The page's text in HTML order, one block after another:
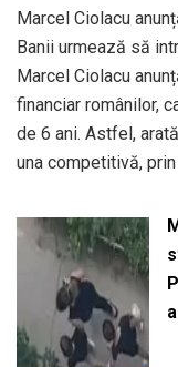
Marcel Ciolacu
Banii urmează să
Marcel Ciolacu
financiar românilor,
de 6 ani. Astfel,
una competitivă,